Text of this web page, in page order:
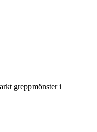
greppmönster i